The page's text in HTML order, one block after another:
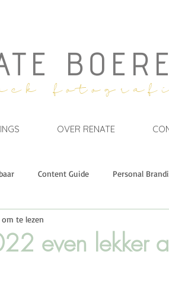
BOERE
OVER RENATE
Content Guide Personal
GROWTH.
even lekker
te lezen